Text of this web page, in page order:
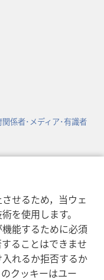
せるため，当ウェ
を使用します。
能するために必須
ることはできませ
れるか拒否するか
クッキーはユー
係者･メディア･有識者